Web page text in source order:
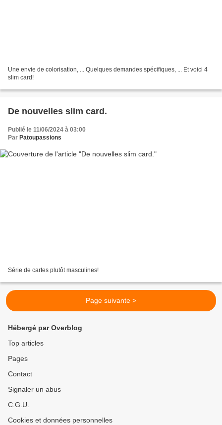
Une envie de colorisation, ... Quelques demandes spécifiques, ... Et voici 4
slim card!
De nouvelles slim card.
Publié le 11/06/2024 à 03:00
Par Patoupassions
Série de cartes plutôt masculines!
Page suivante >
Hébergé par Overblog
Top articles
Pages
Contact
Signaler un abus
C.G.U.
Cookies et données personnelles